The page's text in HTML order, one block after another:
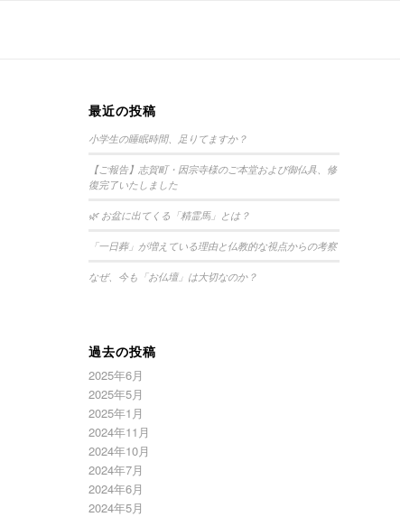
最近の投稿
小学生の睡眠時間、足りてますか？
【ご報告】志賀町・因宗寺様のご本堂および御仏具、修
復完了いたしました
🌿 お盆に出てくる「精霊馬」とは？
「一日葬」が増えている理由と仏教的な視点からの考察
なぜ、今も「お仏壇」は大切なのか？
過去の投稿
2025年6月
2025年5月
2025年1月
2024年11月
2024年10月
2024年7月
2024年6月
2024年5月